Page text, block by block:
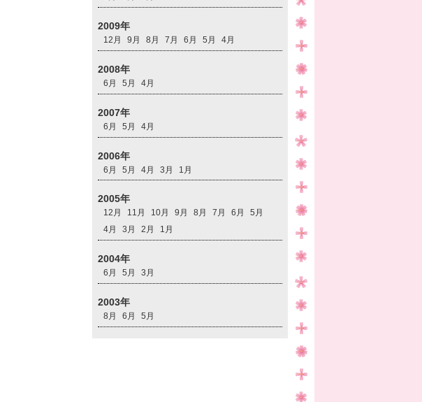
2009年
12月 9月 8月 7月 6月 5月 4月
2008年
6月 5月 4月
2007年
6月 5月 4月
2006年
6月 5月 4月 3月 1月
2005年
12月 11月 10月 9月 8月 7月 6月
5月
4月
3月 2月 1月
2004年
6月 5月 3月
2003年
8月 6月 5月